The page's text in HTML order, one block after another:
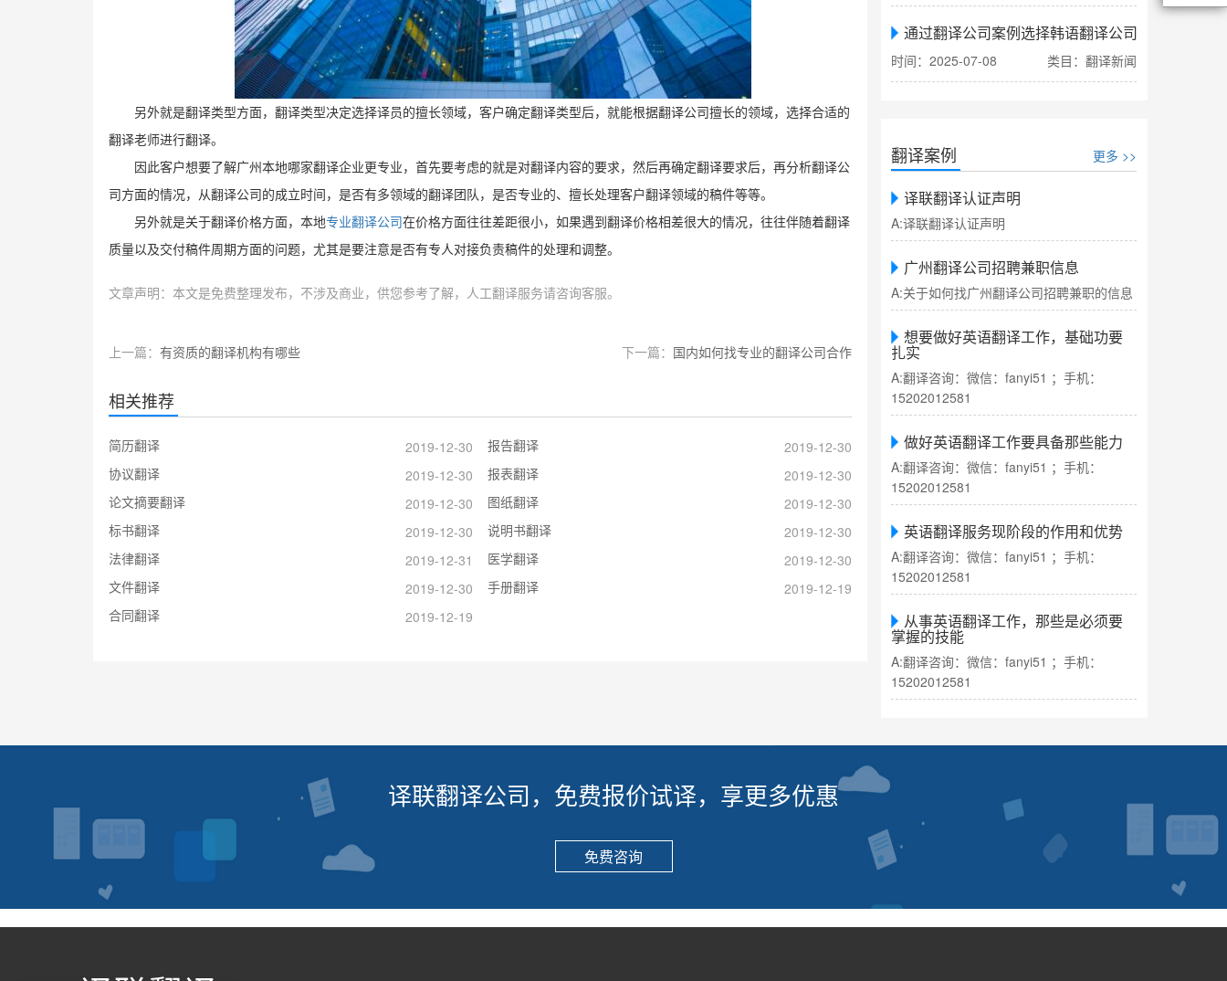
另外就是翻译类型方面，翻译类型决定选择译员的擅长领域，客户确定翻译类型后，就能根据翻译公司擅长的领域，选择合适的
翻译老师进行翻译。
因此客户想要了解广州本地哪家翻译企业更专业，首先要考虑的就是对翻译内容的要求，然后再确定翻译要求后，再分析翻译公
司方面的情况，从翻译公司的成立时间，是否有多领域的翻译团队，是否专业的、擅长处理客户翻译领域的稿件等等。
另外就是关于翻译价格方面，本地专业翻译公司 在价格方面往往差距很小，如果遇到翻译价格相差很大的情况，往往伴随着翻译
质量以及交付稿件周期方面的问题，尤其是要注意是否有专人对接负责稿件的处理和调整。
文章声明：本文是免费整理发布，不涉及商业，供您参考了解，人工翻译服务请咨询客服。
上一篇： 有资质的翻译机构有哪些 下一篇： 国内如何找专业的翻译公司合作
相关推荐
简历翻译 2019-12-30 报告翻译
2019-12-30
协议翻译
2019-12-30 报表翻译
2019-12-30
论文摘要翻译
2019-12-30 图纸翻译
2019-12-30
标书翻译
2019-12-30 说明书翻译
2019-12-30
法律翻译
2019-12-31 医学翻译
2019-12-30
文件翻译
2019-12-30 手册翻译
2019-12-19
合同翻译
2019-12-19
通过翻译公司案例选择韩语翻译公司
时间：2025-07-08 类目：翻译新闻
翻译案例 更多 >>
译联翻译认证声明
A:译联翻译认证声明
广州翻译公司招聘兼职信息
A:关于如何找广州翻译公司招聘兼职的信息
想要做好英语翻译工作，基础功要
扎实
A:翻译咨询：微信：fanyi51 ；手机：
15202012581
做好英语翻译工作要具备那些能力
A:翻译咨询：微信：fanyi51 ；手机：
15202012581
英语翻译服务现阶段的作用和优势
A:翻译咨询：微信：fanyi51 ；手机：
15202012581
从事英语翻译工作，那些是必须要
掌握的技能
A:翻译咨询：微信：fanyi51 ；手机：
15202012581
译联翻译公司，免费报价试译，享更多优惠
免费咨询